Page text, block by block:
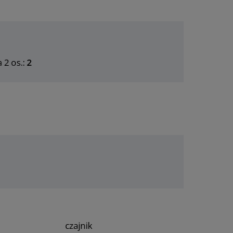
2 os.:2
czajnik